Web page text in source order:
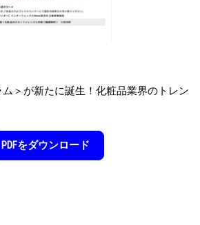
＞が新たに誕⽣！化粧品業界のトレン
PDFをダウンロード